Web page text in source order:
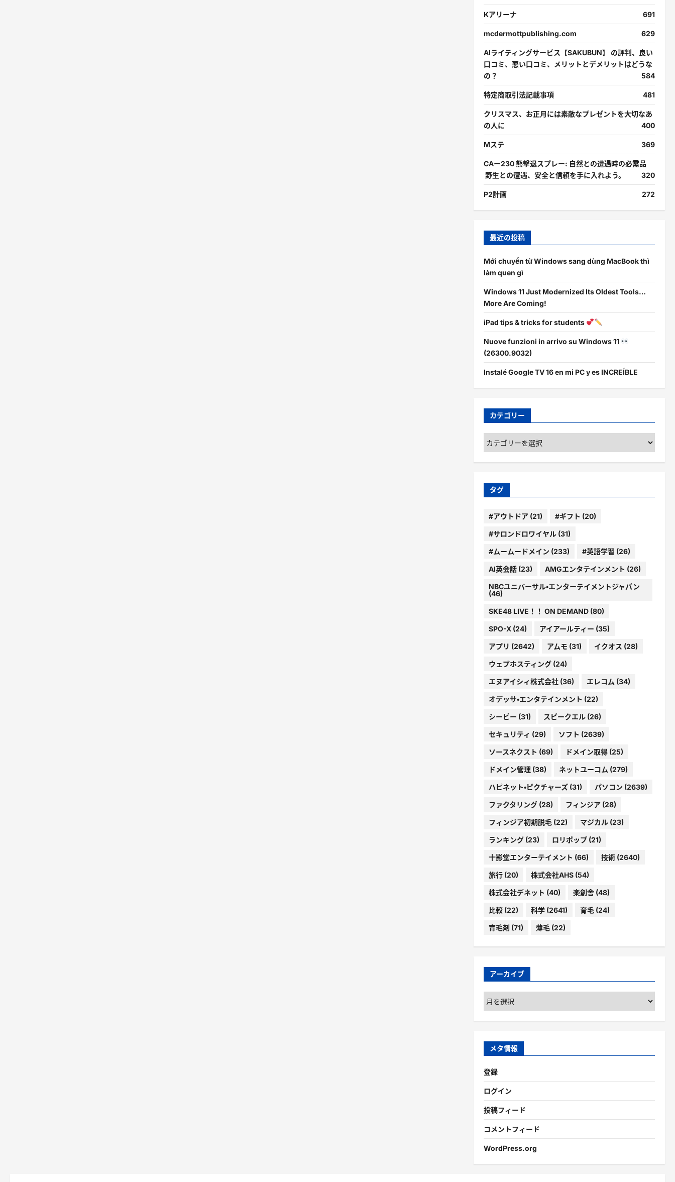
Kアリーナ 691
mcdermottpublishing.com 629
AIライティングサービス【SAKUBUN】 の評判、良い
口コミ、悪い口コミ、メリットとデメリットはどうな
の？
584
特定商取引法記載事項 481
クリスマス、お正月には素敵なプレゼントを大切なあ
の人に
400
Mステ 369
CAー230 熊撃退スプレー: 自然との遭遇時の必需品
野生との遭遇、安全と信頼を手に入れよう。
320
P2計画 272
最近の投稿
Mới chuyển từ Windows sang dùng MacBook thì
làm quen gì
Windows 11 Just Modernized Its Oldest Tools…
More Are Coming!
iPad tips & tricks for students
Nuove funzioni in arrivo su Windows 11
(26300.9032)
Instalé Google TV 16 en mi PC y es INCREÍBLE
カテゴリー
カ
テ
ゴ
ー
タグ
#アウトドア(21) #ギフト (20)
#サロンドロワイヤル(31)
#ムームードメイン (233) #英語学習 (26)
AI英会話(23) AMGエンタテインメント (26)
NBCユニバーサル・エンターテイメントジャパン
(46)
SKE48 LIVE！！ ON DEMAND(80)
SPO-X(24) アイアールティー (35)
アプリ (2642) アムモ (31) イクオス (28)
ウェブホスティング(24)
エヌアイシィ株式会社(36) エレコム (34)
オデッサ・エンタテインメント (22)
シービー (31) スピークエル(26)
セキュリティ (29) ソフト (2639)
ソースネクスト (69) ドメイン取得(25)
ドメイン管理(38) ネットユーコム (279)
ハピネット・ピクチャーズ(31) パソコン (2639)
ファクタリング(28) フィンジア(28)
フィンジア初期脱毛(22) マジカル(23)
ランキング(23) ロリポップ(21)
十影堂エンターテイメント (66) 技術(2640)
旅行(20) 株式会社AHS(54)
株式会社デネット (40) 楽創舎(48)
比較(22) 科学(2641) 育毛(24)
育毛剤 (71) 薄毛(22)
アーカイブ
ア
ー
カ
ブ
メタ情報
登録
ログイン
投稿フィード
コメントフィード
WordPress.org